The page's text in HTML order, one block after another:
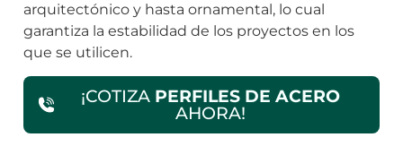
arquitectónico y hasta ornamental, lo cual
garantiza la estabilidad de los proyectos en los
que se utilicen.
¡COTIZA PERFILES DE ACERO
AHORA!